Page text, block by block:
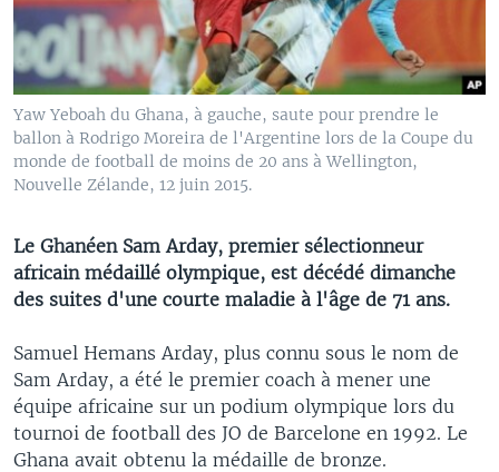
Yaw Yeboah du Ghana, à gauche, saute pour prendre le
ballon à Rodrigo Moreira de l'Argentine lors de la Coupe du
monde de football de moins de 20 ans à Wellington,
Nouvelle Zélande, 12 juin 2015.
Le Ghanéen Sam Arday, premier sélectionneur
africain médaillé olympique, est décédé dimanche
des suites d'une courte maladie à l'âge de 71 ans.
Samuel Hemans Arday, plus connu sous le nom de
Sam Arday, a été le premier coach à mener une
équipe africaine sur un podium olympique lors du
tournoi de football des JO de Barcelone en 1992. Le
Ghana avait obtenu la médaille de bronze.